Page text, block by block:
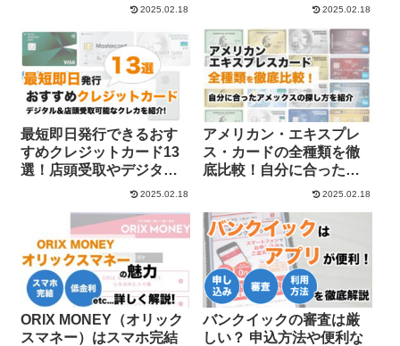
2025.02.18 2025.02.18
最短即日発行できるおす
すめクレジットカード13
選！店頭受取やデジタル
発行が可能なクレカを解
2025.02.18
アメリカン・エキスプレ
ス・カードの全種類を徹
底比較！自分に合ったお
すすめのアメックスを持
2025.02.18
ORIX MONEY（オリック
スマネー）はスマホ完結
バンクイックの審査は厳
しい？ 申込方法や便利な